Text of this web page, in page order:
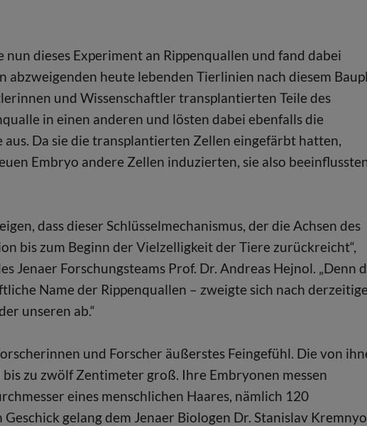
dieses Experiment an Rippenquallen und fand dabei
abzweigenden heute lebenden Tierlinien nach diesem
und Wissenschaftler transplantierten Teile des
in einen anderen und lösten dabei ebenfalls die
Da sie die transplantierten Zellen eingefärbt hatten,
Embryo andere Zellen induzierten, sie also
dass dieser Schlüsselmechanismus, der die Achsen des
bis zum Beginn der Vielzelligkeit der Tiere zurückreicht“,
Jenaer Forschungsteams Prof. Dr. Andreas Hejnol. „Denn
Name der Rippenquallen – zweigte sich nach
unseren ab.“
und Forscher äußerstes Feingefühl. Die von
zu zwölf Zentimeter groß. Ihre Embryonen messen
eines menschlichen Haares, nämlich 120
gelang dem Jenaer Biologen Dr. Stanislav